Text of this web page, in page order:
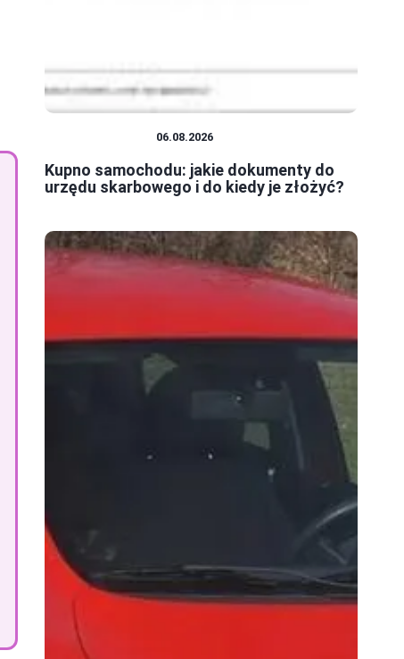
06.08.2026
Kupno samochodu: jakie dokumenty do
urzędu skarbowego i do kiedy je złożyć?